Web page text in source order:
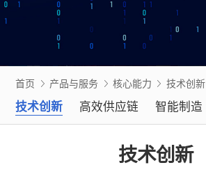
技术创新 高效供应链 智能制造
首页 产品与服务 核心能力 技术创新
技术创新